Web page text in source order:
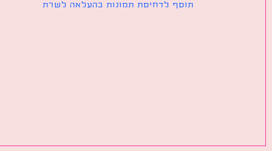
תוסף לדחיסת תמונות בהעלאה לשרת